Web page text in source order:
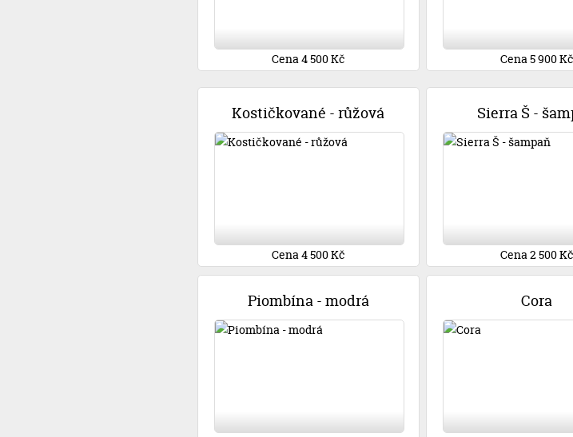
Cena 4 500 Kč Cena 5 900 Kč
Kostičkované - růžová
Cena 4 500 Kč
Sierra Š -
Cena 2 500 Kč
Piombína - modrá Cora